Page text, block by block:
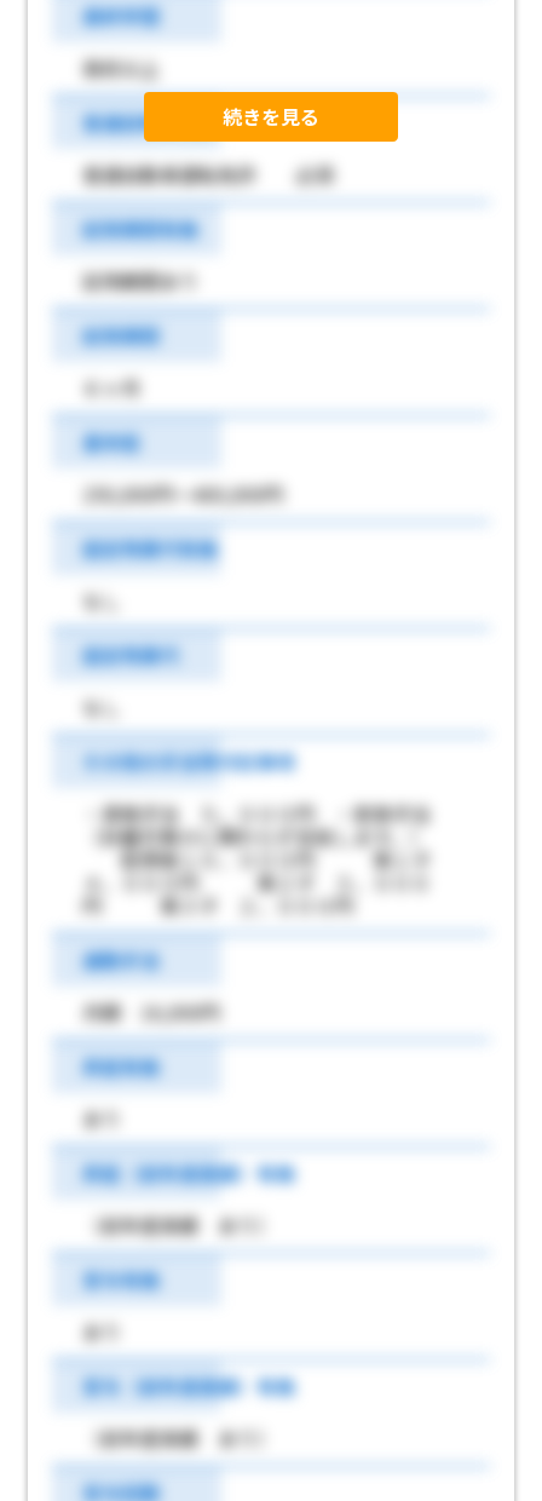
最終学歴
高校以上
普通自動車免許
普通自動車運転免許 必須
試用期間有無
試用期間あり
試用期間
６ヶ月
基本給
250,000円～400,000円
固定残業代有無
なし
固定残業代
なし
その他の手当等付記事項
・資格手当 ５，０００円 ・家族手当
（扶養対象かに関わらず支給します。）
４，０００円 第２子 ３，０００
円 第３子 ２，０００円
通勤手当
月額 16,000円
昇給有無
あり
昇給（前年度実績）有無
（前年度実績 あり）
賞与有無
あり
賞与（前年度実績）有無
（前年度実績 あり）
賞与回数
続きを見る